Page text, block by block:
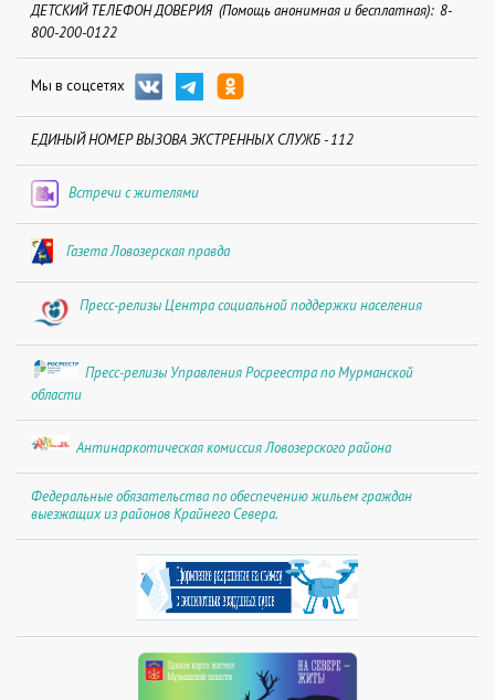
ДЕТСКИЙ ТЕЛЕФОН ДОВЕРИЯ (Помощь анонимная и бесплатная): 8-
800-200-0122
Мы в соцсетях
ЕДИНЫЙ НОМЕР ВЫЗОВА ЭКСТРЕННЫХ СЛУЖБ - 112
Встречи с жителями
Газета Ловозерская правда
Пресс-релизы Центра социальной поддержки населения
Пресс-релизы Управления Росреестра по Мурманской
области
Антинаркотическая комиссия Ловозерского района
Федеральные обязательства по обеспечению жильем граждан
выезжащих из районов Крайнего Севера.